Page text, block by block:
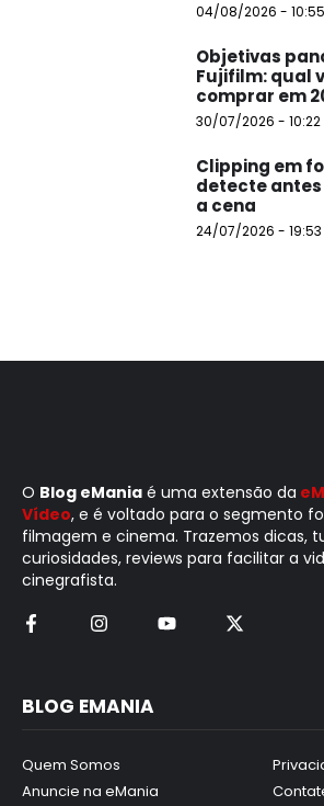
04/08/2026 - 10:55
Objetivas
Fujifilm: qual
comprar em
30/07/2026 - 10:22
Clipping em
detecte
a cena
24/07/2026 - 19:53
O Blog eMania é uma extensão da
Vídeo, e é voltado para o segmento
filmagem e cinema. Trazemos dicas,
curiosidades, reviews para facilitar a
cinegrafista.
BLOG EMANIA
Quem Somos
Anuncie na eMania